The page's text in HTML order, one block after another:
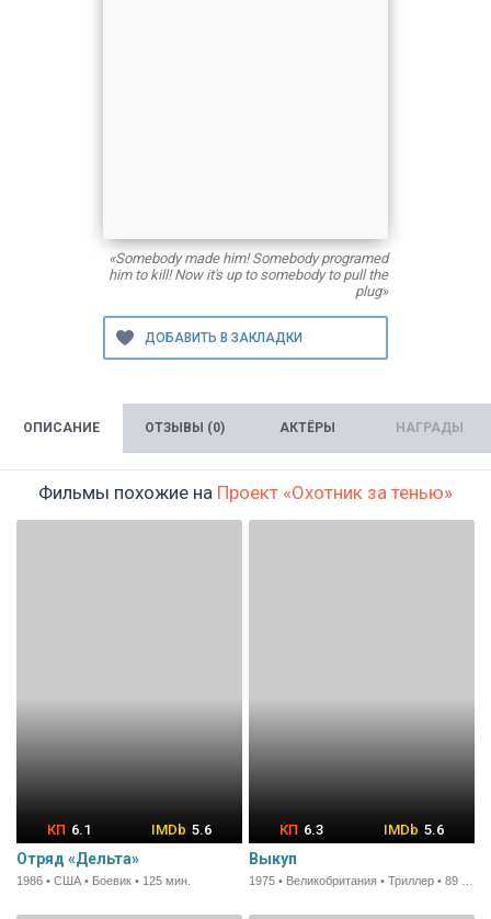
«Somebody made him! Somebody programed
him to kill! Now it's up to somebody to pull the
plug»
ОПИСАНИЕ ОТЗЫВЫ (0) АКТЁРЫ НАГРАДЫ
Фильмы похожие на Проект «Охотник за тенью»
6.1 5.6
Отряд «Дельта»
1986 • США • Боевик • 125 мин.
6.3 5.6
Выкуп